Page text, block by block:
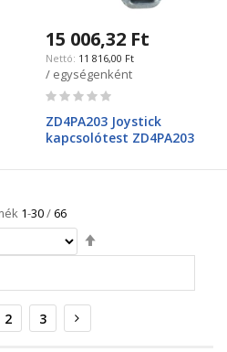
15 006,32 Ft
11 816,00 Ft
/ egységenként
Rating:
ZD4PA203 Joystick
kapcsolótest ZD4PA203
1-30/66
irány
Oldal
Oldal
2 Oldal
3 Oldal
Következő